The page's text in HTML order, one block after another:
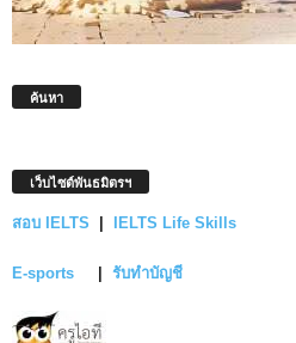
ค้นหา
เว็บไซต์พันธมิตรฯ
สอบ IELTS IELTS Life Skills
E-sports รับทำบัญชี